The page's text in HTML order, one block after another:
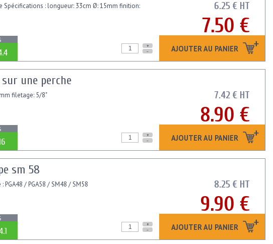
6.25 € HT
7.50 €
AJOUTER AU PANIER
Spécifications : longueur: 33cm Ø: 15mm finition:
+
-
7.42 € HT
8.90 €
AJOUTER AU PANIER
une perche
filetage: 5/8"
+
-
8.25 € HT
9.90 €
AJOUTER AU PANIER
sm 58
/ PGA58 / SM48 / SM58
+
-